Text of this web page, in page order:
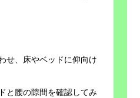
せ、床やベッドに仰向け
と腰の隙間を確認してみ